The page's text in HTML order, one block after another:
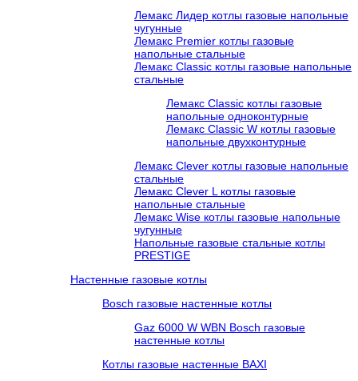
Лемакс Лидер котлы газовые напольные
чугунные
Лемакс Premier котлы газовые
напольные стальные
Лемакс Classic котлы газовые напольные
стальные
Лемакс Classic котлы газовые
напольные одноконтурные
Лемакс Classic W котлы газовые
напольные двухконтурные
Лемакс Clever котлы газовые напольные
стальные
Лемакс Clever L котлы газовые
напольные стальные
Лемакс Wise котлы газовые напольные
чугунные
Напольные газовые стальные котлы
PRESTIGE
Настенные газовые котлы
Bosch газовые настенные котлы
Gaz 6000 W WBN Bosch газовые
настенные котлы
Котлы газовые настенные BAXI